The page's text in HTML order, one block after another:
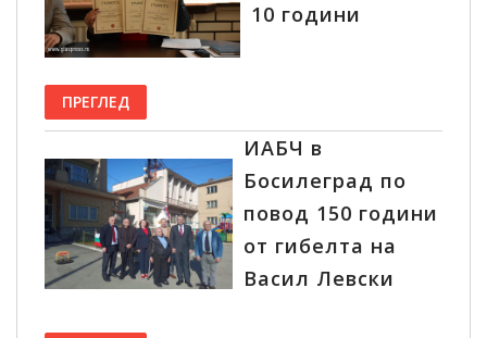
10 години
ПРЕГЛЕД
ИАБЧ в
Босилеград по
повод 150 години
от гибелта на
Васил Левски